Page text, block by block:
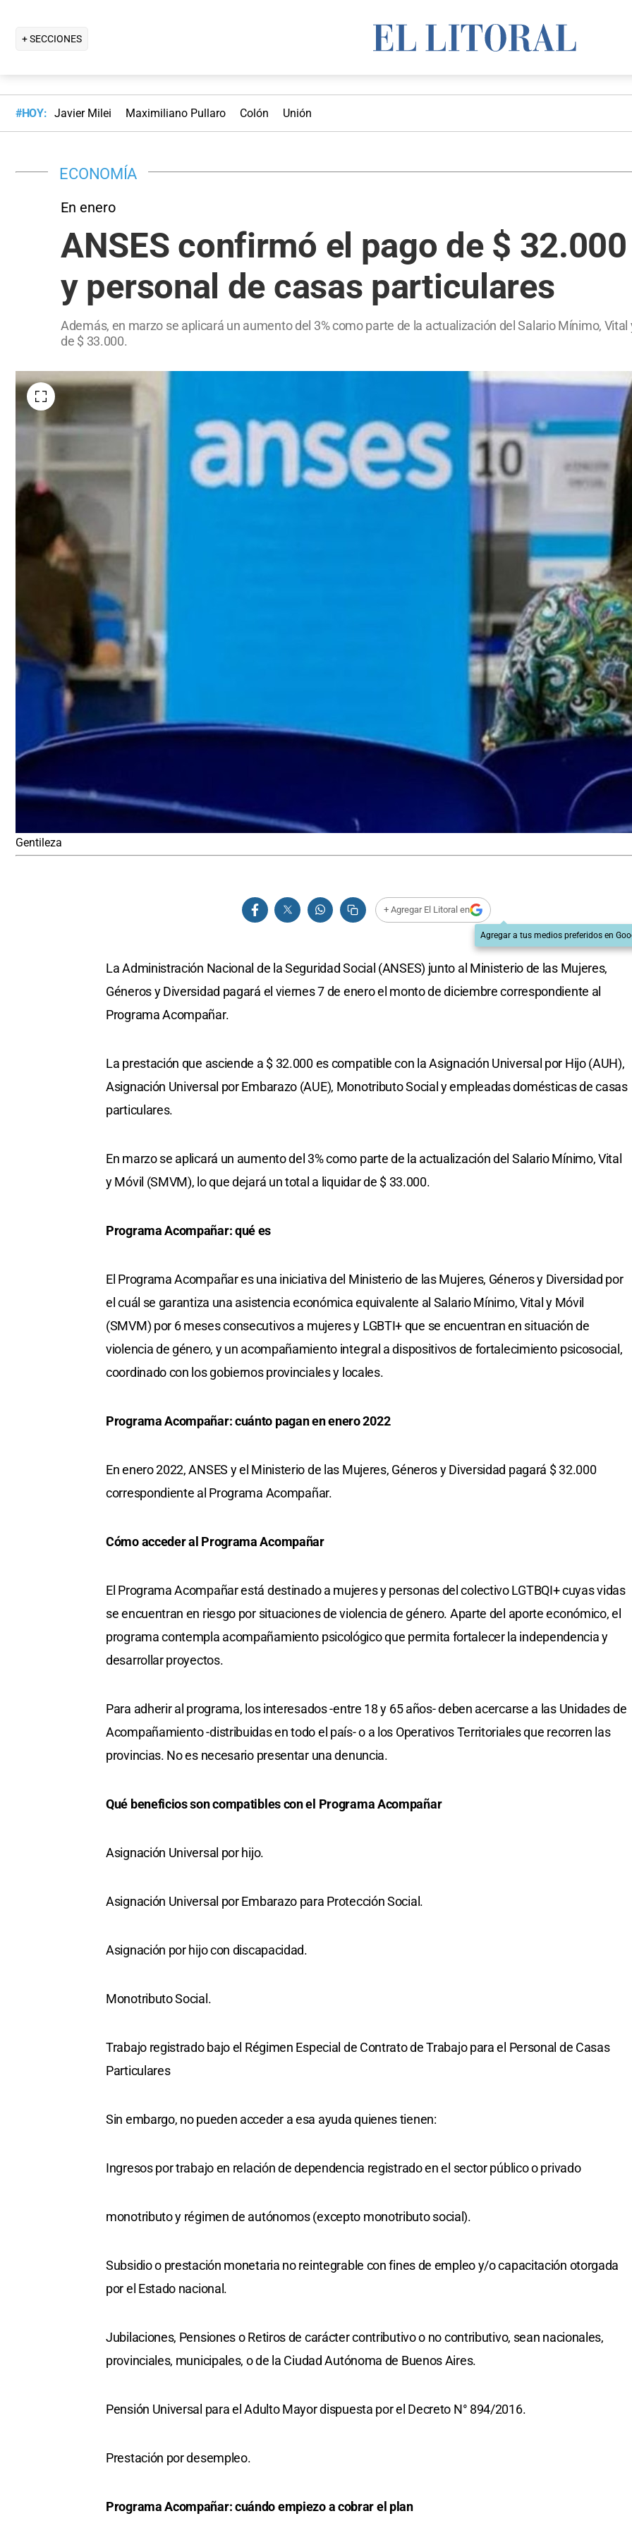
+ SECCIONES
#HOY: Javier Milei Maximiliano Pullaro Colón Unión
ECONOMÍA
En enero
ANSES confirmó el pago de $ 32.000
y personal de casas particulares
Además, en marzo se aplicará un aumento del 3% como parte de la actualización del Salario Mínimo,
de $ 33.000.
Gentileza
+ Agregar El Litoral en
Agregar a tus medios preferidos en
La Administración Nacional de la Seguridad Social (ANSES) junto al Ministerio de las Mujeres,
Géneros y Diversidad pagará el viernes 7 de enero el monto de diciembre correspondiente al
Programa Acompañar.
La prestación que asciende a $ 32.000 es compatible con la Asignación Universal por Hijo (AUH),
Asignación Universal por Embarazo (AUE), Monotributo Social y empleadas domésticas de casas
particulares.
En marzo se aplicará un aumento del 3% como parte de la actualización del Salario Mínimo, Vital
y Móvil (SMVM), lo que dejará un total a liquidar de $ 33.000.
Programa Acompañar: qué es
El Programa Acompañar es una iniciativa del Ministerio de las Mujeres, Géneros y Diversidad por
el cuál se garantiza una asistencia económica equivalente al Salario Mínimo, Vital y Móvil
(SMVM) por 6 meses consecutivos a mujeres y LGBTI+ que se encuentran en situación de
violencia de género, y un acompañamiento integral a dispositivos de fortalecimiento psicosocial,
coordinado con los gobiernos provinciales y locales.
Programa Acompañar: cuánto pagan en enero 2022
En enero 2022, ANSES y el Ministerio de las Mujeres, Géneros y Diversidad pagará $ 32.000
correspondiente al Programa Acompañar.
Cómo acceder al Programa Acompañar
El Programa Acompañar está destinado a mujeres y personas del colectivo LGTBQI+ cuyas vidas
se encuentran en riesgo por situaciones de violencia de género. Aparte del aporte económico, el
programa contempla acompañamiento psicológico que permita fortalecer la independencia y
desarrollar proyectos.
Para adherir al programa, los interesados -entre 18 y 65 años- deben acercarse a las Unidades de
Acompañamiento -distribuidas en todo el país- o a los Operativos Territoriales que recorren las
provincias. No es necesario presentar una denuncia.
Qué beneficios son compatibles con el Programa Acompañar
Asignación Universal por hijo.
Asignación Universal por Embarazo para Protección Social.
Asignación por hijo con discapacidad.
Monotributo Social.
Trabajo registrado bajo el Régimen Especial de Contrato de Trabajo para el Personal de Casas
Particulares
Sin embargo, no pueden acceder a esa ayuda quienes tienen:
Ingresos por trabajo en relación de dependencia registrado en el sector público o privado
monotributo y régimen de autónomos (excepto monotributo social).
Subsidio o prestación monetaria no reintegrable con fines de empleo y/o capacitación otorgada
por el Estado nacional.
Jubilaciones, Pensiones o Retiros de carácter contributivo o no contributivo, sean nacionales,
provinciales, municipales, o de la Ciudad Autónoma de Buenos Aires.
Pensión Universal para el Adulto Mayor dispuesta por el Decreto N° 894/2016.
Prestación por desempleo.
Programa Acompañar: cuándo empiezo a cobrar el plan